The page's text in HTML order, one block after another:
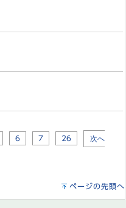
6 7 26
次へ
ページの先頭へ